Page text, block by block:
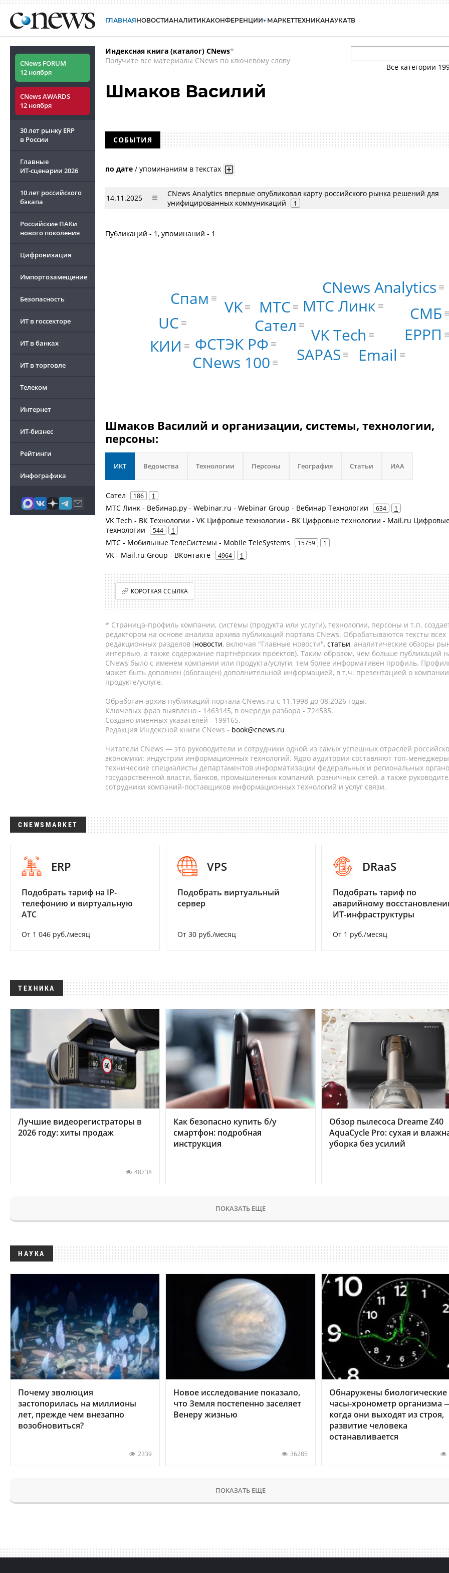
ГЛАВНАЯНОВОСТИАНАЛИТИКАКОНФЕРЕНЦИИ МАРКЕТТЕХНИКАНАУКАТВ
CNews FORUM
12 ноября
CNews AWARDS
12 ноября
30 лет рынку ERP
в России
Главные
ИТ-сценарии 2026
10 лет российского
бэкапа
Российские ПАКи
нового поколения
Цифровизация
Импортозамещение
Безопасность
ИТ в госсекторе
ИТ в банках
ИТ в торговле
Телеком
Интернет
ИТ-бизнес
Рейтинги
Инфографика
Индексная книга (каталог) CNews*
Получите все материалы CNews по ключевому слову
Все категории
Шмаков Василий
СОБЫТИЯ
по дате / упоминаниям в текстах
14.11.2025
CNews Analytics впервые опубликовал карту российского рынка решений для
унифицированных коммуникаций
1
Публикаций - 1, упоминаний - 1
Сател
МТС Линк
VK Tech
МТС
VK
ФСТЭК РФ
Спам
UC
SAPAS
Email
ЕРРП
СМБ
КИИ
CNews Analytics
CNews 100
Шмаков Василий и организации, системы, технологии,
персоны:
ИКТ Ведомства Технологии Персоны География Статьи ИАА
Сател 186 1
МТС Линк - Вебинар.ру - Webinar.ru - Webinar Group - Вебинар Технологии 634 1
VK Tech - ВК Технологии - VK Цифровые технологии - ВК Цифровые технологии - Mail.ru
технологии
544 1
МТС - Мобильные ТелеСистемы - Mobile TeleSystems 15759 1
VK - Mail.ru Group - ВКонтакте 4964 1
КОРОТКАЯ ССЫЛКА
* Страница-профиль компании, системы (продукта или услуги), технологии, персоны и т.п.
редактором на основе анализа архива публикаций портала CNews. Обрабатываются тексты всех
редакционных разделов (новости, включая "Главные новости", статьи, аналитические обзоры
интервью, а также содержание партнёрских проектов). Таким образом, чем больше публикаций
CNews было с именем компании или продукта/услуги, тем более информативен профиль.
может быть дополнен (обогащен) дополнительной информацией, в т.ч. презентацией о
продукте/услуге.
Обработан архив публикаций портала CNews.ru c 11.1998 до 08.2026 годы.
Ключевых фраз выявлено - 1463145, в очереди разбора - 724585.
Создано именных указателей - 199165.
Редакция Индексной книги CNews - book@cnews.ru
Читатели CNews — это руководители и сотрудники одной из самых успешных отраслей
экономики: индустрии информационных технологий. Ядро аудитории составляют топ-
технические специалисты департаментов информатизации федеральных и региональных
государственной власти, банков, промышленных компаний, розничных сетей, а также
сотрудники компаний-поставщиков информационных технологий и услуг связи.
CNEWSMARKET
ERP
Подобрать тариф на IP-
телефонию и виртуальную
АТС
От 1 046 руб./месяц
VPS
Подобрать виртуальный
сервер
От 30 руб./месяц
DRaaS
Подобрать тариф по
аварийному
ИТ-инфраструктуры
От 1 руб./месяц
ТЕХНИКА
Лучшие видеорегистраторы в
2026 году: хиты продаж
48738
Как безопасно купить б/у
смартфон: подробная
инструкция
Обзор пылесоса Dreame Z40
AquaCycle Pro: сухая и
уборка без усилий
ПОКАЗАТЬ ЕЩЕ
НАУКА
Почему эволюция
застопорилась на миллионы
лет, прежде чем внезапно
возобновиться?
2339
Новое исследование показало,
что Земля постепенно заселяет
Венеру жизнью
36285
Обнаружены биологические
часы-хронометр организма
когда они выходят из строя,
развитие человека
останавливается
ПОКАЗАТЬ ЕЩЕ